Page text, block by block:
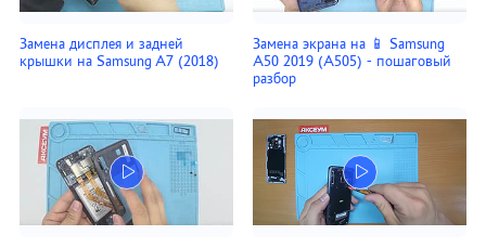
Замена дисплея и задней
крышки на Samsung A7 (2018)
Замена экрана на 📱 Samsung
A50 2019 (A505) - пошаговый
разбор